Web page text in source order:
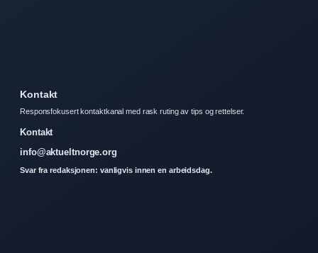
Kontakt
Responsfokusert kontaktkanal med rask ruting av tips og rettelser.
Kontakt
info@aktueltnorge.org
Svar fra redaksjonen: vanligvis innen en arbeidsdag.